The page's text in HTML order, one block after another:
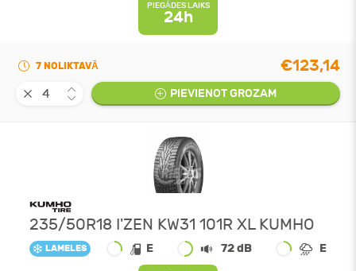
PIEGĀDES LAIKS
24h
7 NOLIKTAVĀ €123,14
PIEVIENOT GROZAM
235/50R18 I'ZEN KW31 101R XL KUMHO
LAMELES E 72 dB E